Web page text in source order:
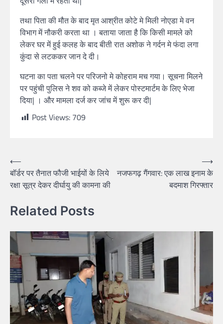
तथा पिता की मौत के बाद मृत आश्रीत कोटे मे मिली नोएडा मे वन
विभाग में नौकरी करता था । बताया जाता है कि किसी मामले को
लेकर घर में हुई कलह के बाद बीती रात अशोक ने गर्दन मे फंदा लगा
कुंदा से लटककर जान दे दी।
घटना का पता चलने पर परिजनो मे कोहराम मच गया। सूचना मिलने
पर पहुंची पुलिस ने शव को कब्जे में लेकर पोस्टमार्टम के लिए भेजा
दिया| । और मामला दर्ज कर जांच में शुरू कर दी|
Post Views: 709
⟵
बॉर्डर पर तैनात फौजी भाईयों के लिये
रक्षा सूत्र देकर दीर्घायु की कामना की
नजफगढ़ गैंगवार: एक लाख इनाम के
बदमाश गिरफ्तार
⟶
Related Posts